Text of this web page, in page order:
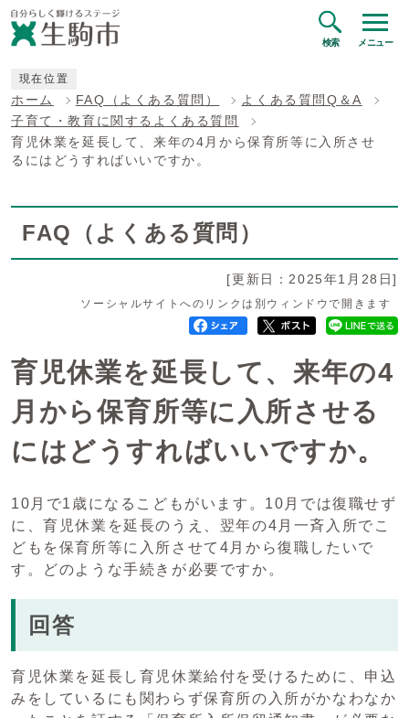
検索 メニュー
現在位置
ホーム FAQ（よくある質問）
よくある質問Q＆A
子育て・教育に関するよくある質問
育児休業を延長して、来年の4月から保育所等に入所させ
るにはどうすればいいですか。
FAQ（よくある質問）
[更新日：2025年1月28日]
ソーシャルサイトへのリンクは別ウィンドウで開きます
育児休業を延長して、来年の4
月から保育所等に入所させる
にはどうすればいいですか。
10月で1歳になるこどもがいます。10月では復職せず
に、育児休業を延長のうえ、翌年の4月一斉入所でこ
どもを保育所等に入所させて4月から復職したいで
す。どのような手続きが必要ですか。
回答
育児休業を延長し育児休業給付を受けるために、申込
みをしているにも関わらず保育所の入所がかなわなか